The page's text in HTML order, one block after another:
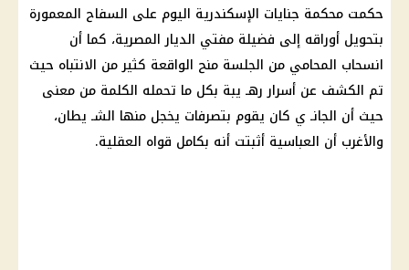
حكمت محكمة جنايات الإسكندرية اليوم على السفاح المعمورة
بتحويل أوراقه إلى فضيلة مفتي الديار المصرية، كما أن
انسحاب المحامي من الجلسة منح الواقعة كثير من الانتباه حيث
تم الكشف عن أسرار رهـ يبة بكل ما تحمله الكلمة من معنى
حيث أن الجانـ ي كان يقوم بتصرفات يخجل منها الشـ يطان،
والأغرب أن العباسية أثبتت أنه بكامل قواه العقلية.